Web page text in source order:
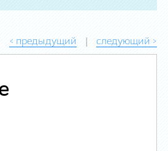
< предыдущий | следующий >